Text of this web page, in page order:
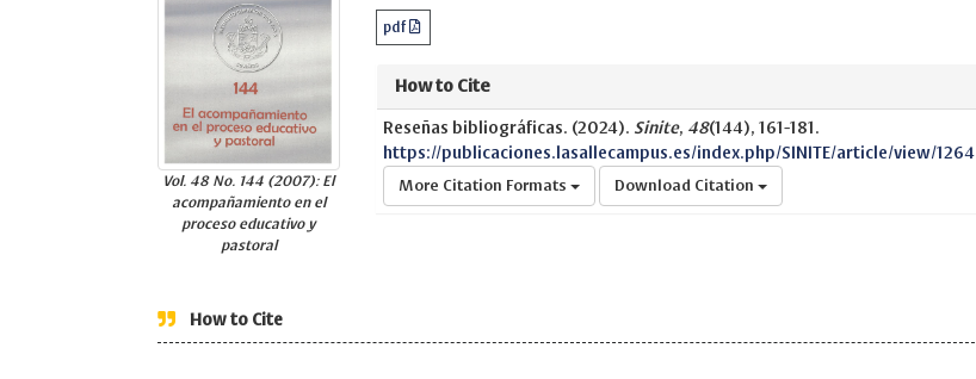
Vol. 48 No. 144 (2007): El
acompañamiento en el
proceso educativo y
pastoral
pdf
How to Cite
Reseñas bibliográficas. (2024). Sinite, 48(144), 161-181.
https://publicaciones.lasallecampus.es/index.php/SINITE/article/view/1264
More Citation Formats Download Citation
How to Cite